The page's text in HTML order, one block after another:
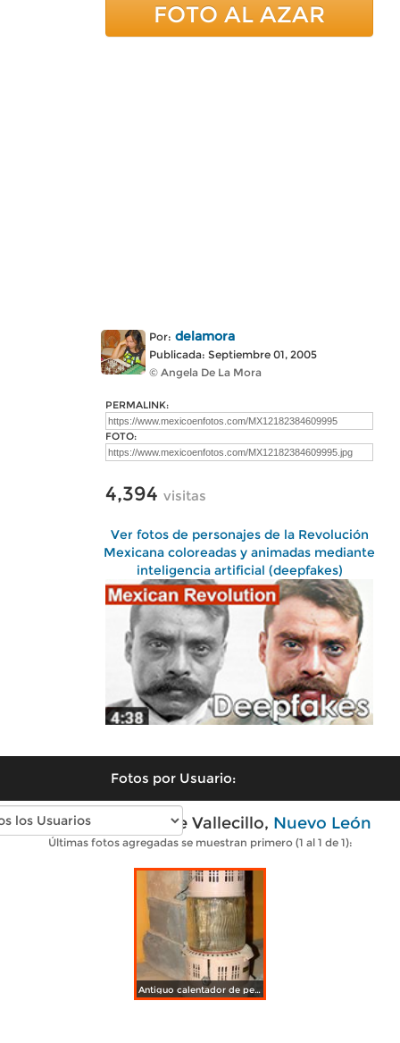
FOTO AL AZAR
Por: delamora
Publicada: Septiembre 01, 2005
© Angela De La Mora
PERMALINK:
FOTO:
4,394 visitas
Ver fotos de personajes de la Revolución
Mexicana coloreadas y animadas mediante
inteligencia artificial (deepfakes)
Fotos por Usuario:
Fotos modernas de Vallecillo, Nuevo León
Últimas fotos agregadas se muestran primero (1 al 1 de 1):
Antiguo calentador de petróleo